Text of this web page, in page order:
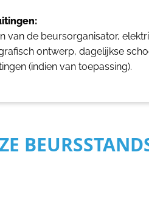
van de beursorganisator,
ontwerp, dagelijkse
(indien van toepassing).